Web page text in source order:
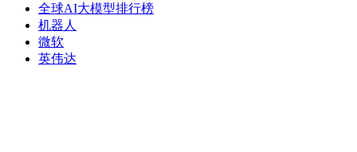
全球AI大模型排行榜
机器人
微软
英伟达